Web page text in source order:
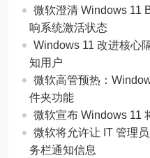
微软澄清 Windows 11
响系统激活状态
Windows 11 改进核心
知用户
微软高管预热：
件夹功能
微软宣布 Windows 11
微软将允许让 IT 管理
务栏通知信息